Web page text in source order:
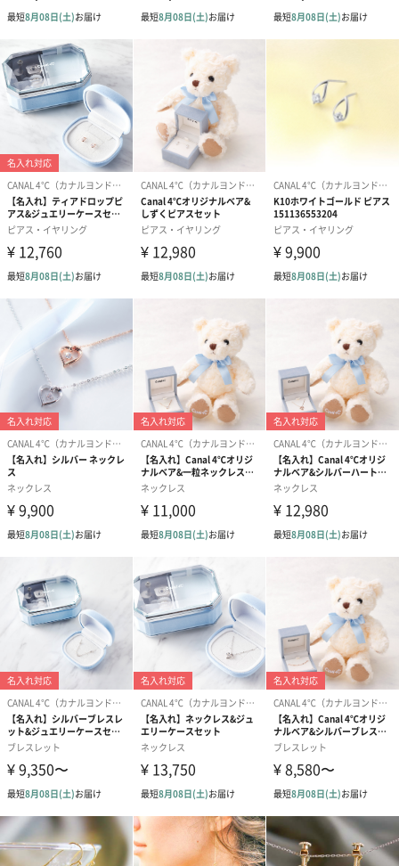
特別な思いや日頃の感謝を、輝きとともに
耳元にアクセントを添えるピアスは、ファッションに合わせて楽
しめる、いくつあっても嬉しいアイテムです。特別な想いや日頃
の感謝を、輝きとともに贈りませんか？
商品詳細情報
K10ホワイトゴールド+ロジウムコーティング、キュー
ビックジルコニア
パッケージに
ついて
外装：ジュエリーケース、ショッパー付き
添付物：取扱説明書
サイズ：長さ80mm×幅70mm×高さ45mm
重量：25g
※ジュエリーケースのデザインが変更になっている場
合がございます。
商品オプション情報
お届けボックスオプション
配送用のダンボールを装飾いたします。お相手のご住所に直接お
送りする際に人気のオプションです。お相手に直接手渡しする場
合は、紙袋との併用もおすすめです。
ダンボール装飾（ひま
わり）（720円）
ダンボール装飾（チュ
ーリップ）（720円）
イトピンク×
ト）（580円）